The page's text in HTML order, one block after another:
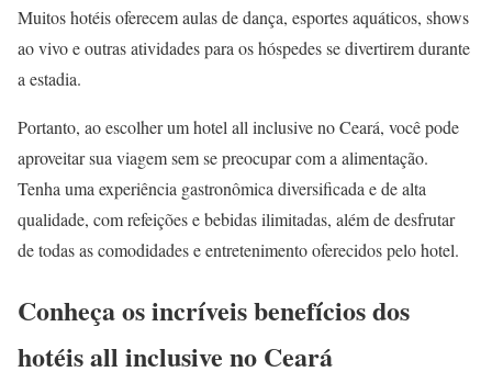
Muitos hotéis oferecem aulas de dança, esportes aquáticos, shows
ao vivo e outras atividades para os hóspedes se divertirem durante
a estadia.
Portanto, ao escolher um hotel all inclusive no Ceará, você pode
aproveitar sua viagem sem se preocupar com a alimentação.
Tenha uma experiência gastronômica diversificada e de alta
qualidade, com refeições e bebidas ilimitadas, além de desfrutar
de todas as comodidades e entretenimento oferecidos pelo hotel.
Conheça os incríveis benefícios dos
hotéis all inclusive no Ceará